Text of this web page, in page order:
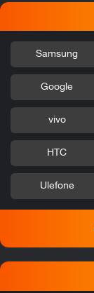
Samsung
Google
vivo
HTC
Ulefone